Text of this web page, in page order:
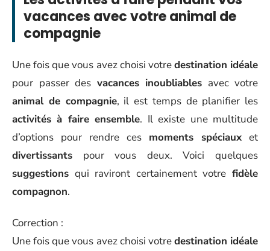
vacances avec votre animal de
compagnie
Une fois que vous avez choisi votredestination idéale
pour passer des vacances inoubliables avec votre
animal de compagnie, il est temps de planifier les
activités à faire ensemble. Il existe une multitude
d’options pour rendre ces moments spéciaux et
divertissants pour vous deux. Voici quelques
suggestions qui raviront certainement votre fidèle
compagnon.
Correction :
Une fois que vous avez choisi votredestination idéale